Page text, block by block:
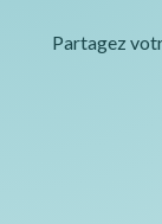
Partagez